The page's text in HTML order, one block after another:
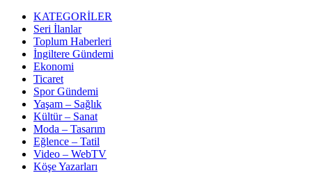
KATEGORİLER
Seri İlanlar
Toplum Haberleri
İngiltere Gündemi
Ekonomi
Ticaret
Spor Gündemi
Yaşam – Sağlık
Kültür – Sanat
Moda – Tasarım
Eğlence – Tatil
Video – WebTV
Köşe Yazarları